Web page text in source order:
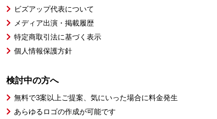
ビズアップ代表について
メディア出演・掲載履歴
特定商取引法に基づく表示
個人情報保護方針
検討中の方へ
無料で3案以上ご提案、気にいった場合に料金発生
あらゆるロゴの作成が可能です